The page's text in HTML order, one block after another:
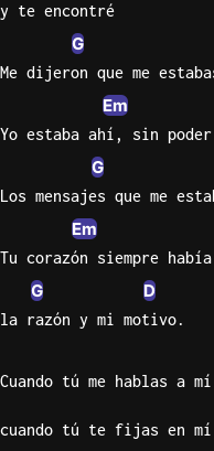
y te encontré
G
Me dijeron que me
Em
Yo estaba ahí, sin
G
Los mensajes que me
Em
Tu corazón siempre
G D
la razón y mi motivo.
Cuando tú me hablas a
cuando tú te fijas en